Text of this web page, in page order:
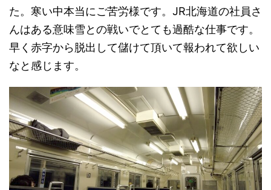
た。寒い中本当にご苦労様です。JR北海道の社員さ
んはある意味雪との戦いでとても過酷な仕事です。
早く赤字から脱出して儲けて頂いて報われて欲しい
なと感じます。